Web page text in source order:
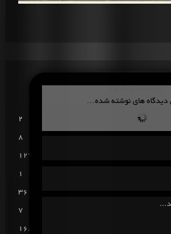
دیدگاه های نوشته شده…
دسته‌بندی
2
8
127
1
36
7
168